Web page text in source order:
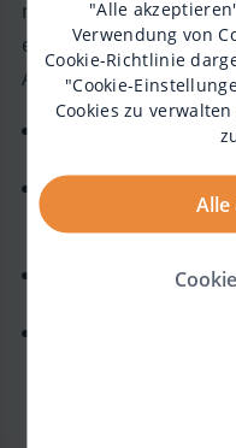
"Alle
Verwendung von
Cookie-Richtlinie
"Cookie-
Cookies zu
Alle
nochmal auf Nummer
einige Maßnahmen,
Abfahrt getroffen
Essenzielle letzte
Schnelles, aber
(Trinkmahlzeit,
Fahrtüchtigkeit der